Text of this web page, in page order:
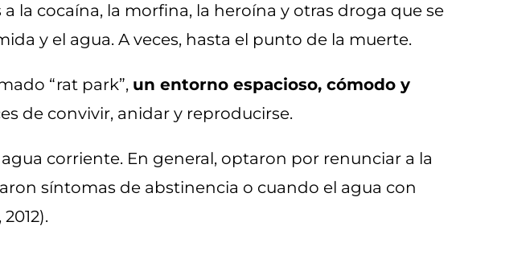
a la cocaína, la morfina, la heroína y otras droga que se
y el agua. A veces, hasta el punto de la muerte.
“rat park”, un entorno espacioso, cómodo y
de convivir, anidar y reproducirse.
corriente. En general, optaron por renunciar a la
síntomas de abstinencia o cuando el agua con